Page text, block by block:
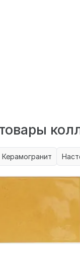
Керамогранит